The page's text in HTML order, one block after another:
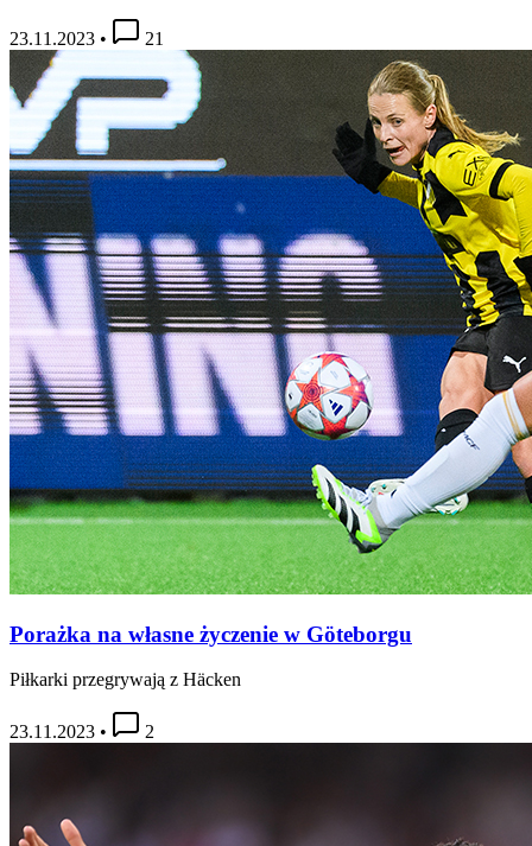
23.11.2023 • 21
Porażka na własne życzenie w Göteborgu
Piłkarki przegrywają z Häcken
23.11.2023 • 2